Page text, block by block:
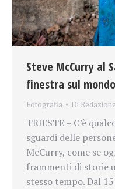
Steve McCurry al
finestra sul mondo
Fotografia Di Redazione
TRIESTE – C’è
sguardi delle
McCurry, come se
frammenti di storie
stesso tempo. Dal